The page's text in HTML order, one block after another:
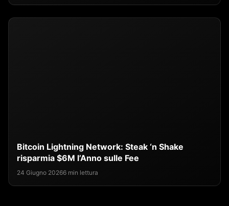
Bitcoin Lightning Network: Steak ‘n Shake
risparmia $6M l’Anno sulle Fee
24 Giugno 20266 min lettura